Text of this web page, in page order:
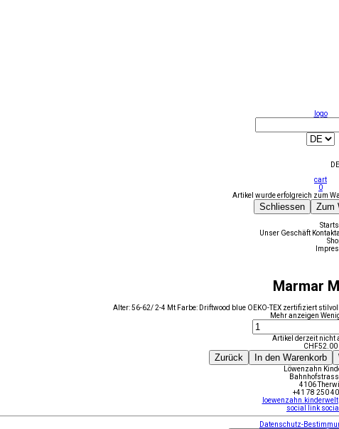
logo
DE
cart
0
Artikel wurde erfolgreich zum
Schliessen Zum
Unser Geschäft
Marmar
Alter: 56-62/ 2-4 Mt Farbe: Driftwood blue OEKO-TEX zertifiziert
Mehr anzeigen
Artikel derzeit nicht
CHF52.00
Zurück In den Warenkorb
Löwenzahn
4106 Therwil
+41 78 250
social link
Datenschutz-